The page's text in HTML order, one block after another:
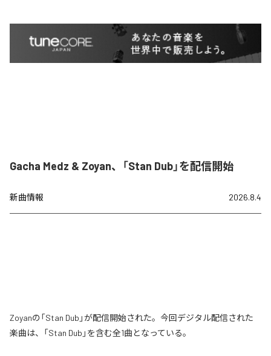
Gacha Medz & Zoyan、「Stan Dub」を配信開始
新曲情報 2026.8.4
Zoyanの「Stan Dub」が配信開始された。今回デジタル配信された
楽曲は、「Stan Dub」を含む全1曲となっている。